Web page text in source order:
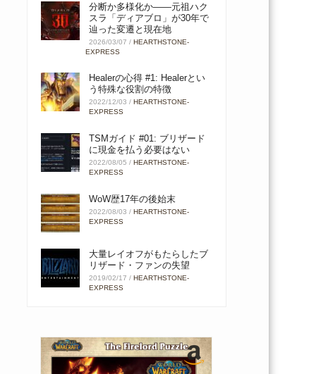
分断か多様化か――元祖ハク
スラ「ディアブロ」が30年で
辿った変遷と現在地
2026/03/07 /HEARTHSTONE-
EXPRESS
Healerの心得 #1: Healerとい
う特殊な役割の特徴
2022/12/03 / HEARTHSTONE-
EXPRESS
TSMガイド #01: ブリザード
に現金を払う必要はない
2022/08/05 /HEARTHSTONE-
EXPRESS
WoW歴17年の後始末
2022/08/03 /HEARTHSTONE-
EXPRESS
大量レイオフがもたらしたブ
リザード・ファンの失望
2019/02/17 /HEARTHSTONE-
EXPRESS